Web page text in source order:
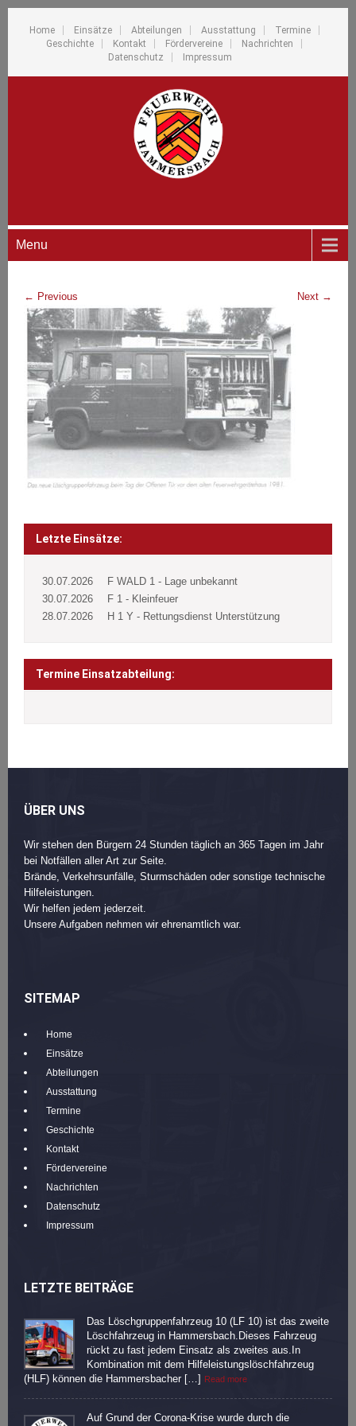
Home Einsätze Abteilungen Ausstattung
Termine
Geschichte
Kontakt Fördervereine
Nachrichten
Datenschutz
Impressum
Menu
← Previous Next →
Letzte Einsätze:
30.07.2026
F WALD 1 - Lage unbekannt
30.07.2026
F 1 - Kleinfeuer
28.07.2026
H 1 Y - Rettungsdienst Unterstützung
Termine Einsatzabteilung:
ÜBER UNS
Wir stehen den Bürgern 24 Stunden täglich an 365 Tagen im Jahr
bei Notfällen aller Art zur Seite.
Brände, Verkehrsunfälle, Sturmschäden oder sonstige technische
Hilfeleistungen.
Wir helfen jedem jederzeit.
Unsere Aufgaben nehmen wir ehrenamtlich war.
SITEMAP
Home
Einsätze
Abteilungen
Ausstattung
Termine
Geschichte
Kontakt
Fördervereine
Nachrichten
Datenschutz
Impressum
LETZTE BEITRÄGE
Das Löschgruppenfahrzeug 10 (LF 10) ist das zweite
Löschfahrzeug in Hammersbach.Dieses Fahrzeug
rückt zu fast jedem Einsatz als zweites aus.In
Kombination mit dem Hilfeleistungslöschfahrzeug
(HLF) können die Hammersbacher […] Read more
Auf Grund der Corona-Krise wurde durch die